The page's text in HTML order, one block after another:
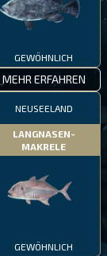
GEWÖHNLICH
MEHR ERFAHREN
NEUSEELAND
LANGNASEN-
MAKRELE
GEWÖHNLICH